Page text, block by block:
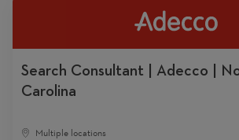
Search Consultant | Adecco |
Carolina
Multiple locations